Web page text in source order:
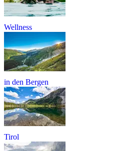
Wellness
in den Bergen
Tirol